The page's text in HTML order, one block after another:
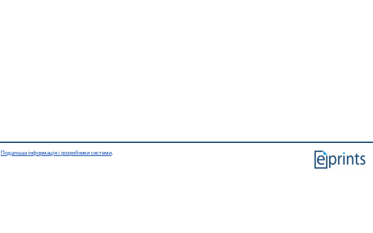
Подальша інформація і розробники системи